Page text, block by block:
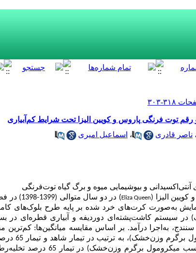
رقم توت فرنگی پاروس و کویین الیزا تحت شرایط کم‌‌آبیاری
، ناصر قادری ، اسماعیل امیری
آنتی‌‌اکسیدانی و بیوشیمایی میوه و برگ گیاه توت‌‌فرنگی
و کویین الیزا (Queen
Eliza
) در دو سال
به‌‌صورت کرت‌‌های خرد شده بر پایه طرح بلوک‌‌های
رطوبتی خاک) در سیستم کاشت‌‌پشته‌‌ای دوردیفه و آبیاری قطره‌‌ای
بیش‌‌ترین مقدار آن